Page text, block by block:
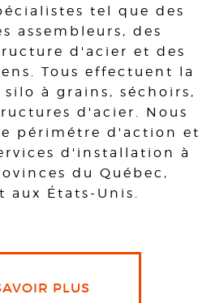
tel que des
assembleurs, des
d'acier et des
Tous effectuent la
à grains, séchoirs,
d'acier. Nous
périmétre d'action et
d'installation à
du Québec,
aux États-Unis.
PLUS